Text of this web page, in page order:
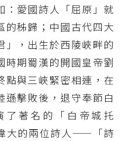
：愛國詩人「屈原」就
的秭歸；中國古代四大
」，出生於西陵峽畔的
時期蜀漢的開國皇帝劉
點與三峽緊密相連，在
遜擊敗後，退守奉節白
了著名的「白帝城托
大的兩位詩人——「詩